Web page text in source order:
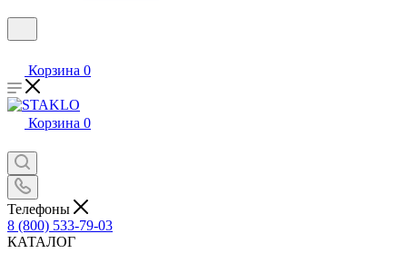
Корзина 0
Корзина 0
Телефоны
8 (800) 533-79-03
КАТАЛОГ